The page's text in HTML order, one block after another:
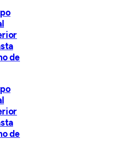
de
de